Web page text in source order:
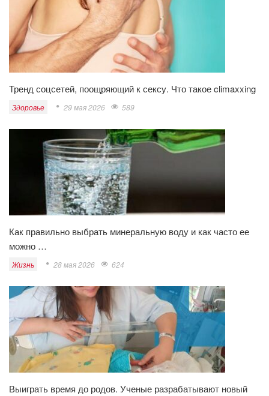
Тренд соцсетей, поощряющий к сексу. Что такое climaxxing
Здоровье 29 мая 2026 589
Как правильно выбрать минеральную воду и как часто ее
можно …
Жизнь 28 мая 2026 624
Выиграть время до родов. Ученые разрабатывают новый